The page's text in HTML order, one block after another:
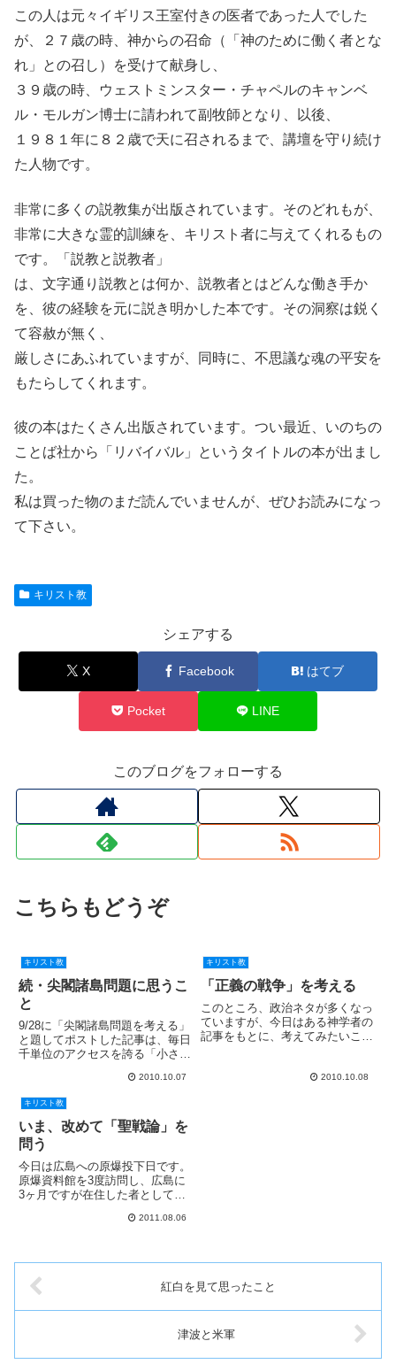
この人は元々イギリス王室付きの医者であった人でした
が、２７歳の時、神からの召命（「神のために働く者とな
れ」との召し）を受けて献身し、
３９歳の時、ウェストミンスター・チャペルのキャンベ
ル・モルガン博士に請われて副牧師となり、以後、
１９８１年に８２歳で天に召されるまで、講壇を守り続け
た人物です。
非常に多くの説教集が出版されています。そのどれもが、
非常に大きな霊的訓練を、キリスト者に与えてくれるもの
です。「説教と説教者」
は、文字通り説教とは何か、説教者とはどんな働き手か
を、彼の経験を元に説き明かした本です。その洞察は鋭く
て容赦が無く、
厳しさにあふれていますが、同時に、不思議な魂の平安を
もたらしてくれます。
彼の本はたくさん出版されています。つい最近、いのちの
ことば社から「リバイバル」というタイトルの本が出まし
た。
私は買った物のまだ読んでいませんが、ぜひお読みになっ
て下さい。
キリスト教
シェアする
X Facebook はてブ
Pocket LINE
このブログをフォローする
こちらもどうぞ
キリスト教
続・尖閣諸島問題に思うこ
と
9/28に「尖閣諸島問題を考える」
と題してポストした記事は、毎日
千単位のアクセスを誇る「小さな
ログからリンクされたこともあ
り、当ブログ始まって以来の数百
単位のアクセスがありました。
改めて、先生のブログの影響力...
2010.10.07
キリスト教
「正義の戦争」を考える
このところ、政治ネタが多くなっ
ていますが、今日はある神学者の
記事をもとに、考えてみたいこと
Wayne Grudem 氏が、ある裁判
2010.10.08
キリスト教
いま、改めて「聖戦論」を
問う
今日は広島への原爆投下日です。
原爆資料館を3度訪問し、広島に
3ヶ月ですが在住した者として、
た。ところが、一昨日のことです
軍、核使用に聖戦論─ミサイル担
当...
2011.08.06
紅白を見て思ったこと
津波と米軍